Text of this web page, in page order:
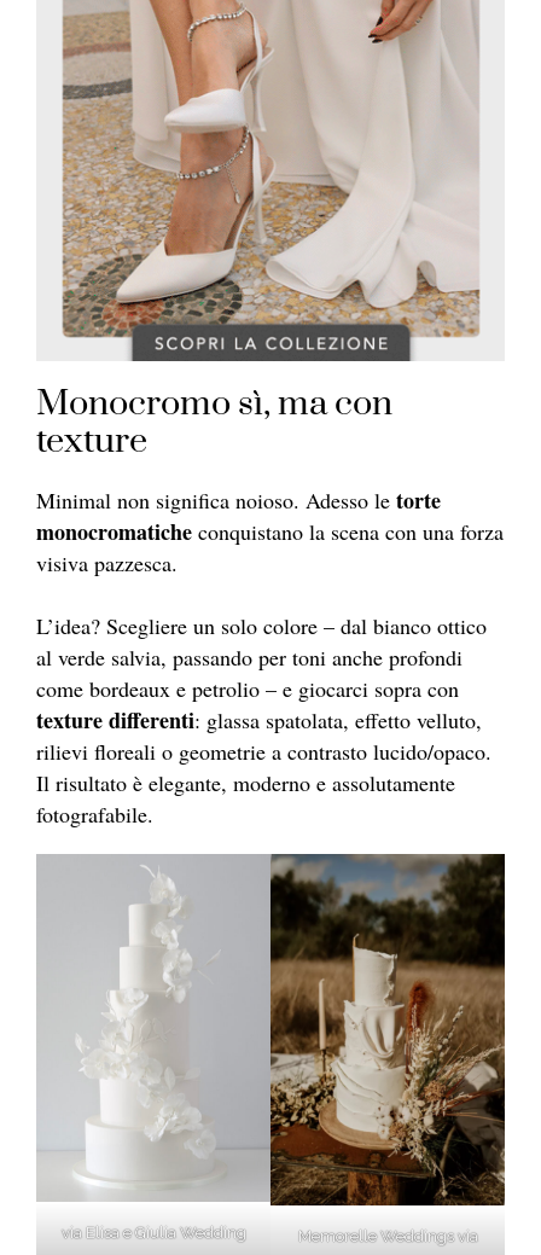
Monocromo sì, ma con
texture
Minimal non significa noioso. Adesso le torte
monocromatiche conquistano la scena con una forza
visiva pazzesca.
L’idea? Scegliere un solo colore – dal bianco ottico
al verde salvia, passando per toni anche profondi
come bordeaux e petrolio – e giocarci sopra con
texture differenti: glassa spatolata, effetto velluto,
rilievi floreali o geometrie a contrasto lucido/opaco.
Il risultato è elegante, moderno e assolutamente
fotografabile.
via Elisa e Giulia Wedding
Memorelle Weddings via